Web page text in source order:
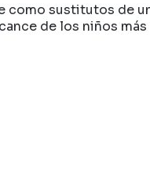
sustitutos de
de los niños